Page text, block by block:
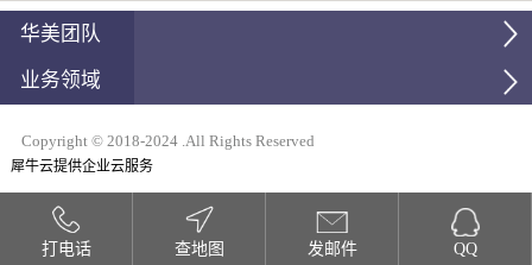
华美团队
业务领域
Copyright © 2018-2024 .All Rights Reserved
犀牛云提供企业云服务
打电话 查地图 发邮件 QQ